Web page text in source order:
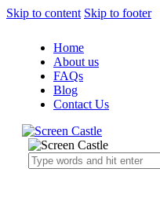
Skip to content Skip to footer
Home
About us
FAQs
Blog
Contact Us